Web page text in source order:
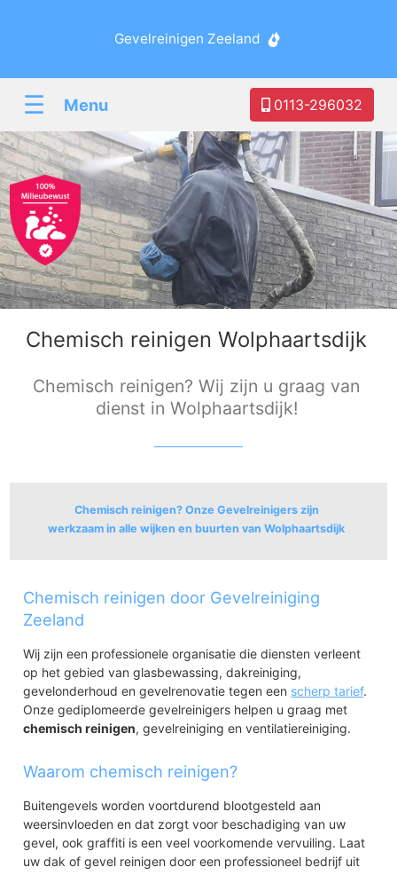
Gevelreinigen Zeeland
☰ Menu 0113-296032
Chemisch reinigen Wolphaartsdijk
Chemisch reinigen? Wij zijn u graag van
dienst in Wolphaartsdijk!
Chemisch reinigen? Onze Gevelreinigers zijn
werkzaam in alle wijken en buurten van Wolphaartsdijk
Oud-Sabbinge
Wolphaartsdijk
Wolphaartsdijk
Chemisch reinigen door Gevelreiniging
Zeeland
Wij zijn een professionele organisatie die diensten verleent
op het gebied van glasbewassing, dakreiniging,
gevelonderhoud en gevelrenovatie tegen een scherp tarief.
Onze gediplomeerde gevelreinigers helpen u graag met
chemisch reinigen, gevelreiniging en ventilatiereiniging.
Waarom chemisch reinigen?
Buitengevels worden voortdurend blootgesteld aan
weersinvloeden en dat zorgt voor beschadiging van uw
gevel, ook graffiti is een veel voorkomende vervuiling. Laat
uw dak of gevel reinigen door een professioneel bedrijf uit